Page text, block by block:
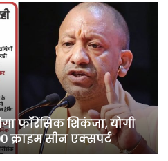
मामले में कांग्रेस नेता पवन
अग्रिम जमानत